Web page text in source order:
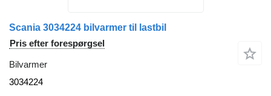
Scania 3034224 bilvarmer til lastbil
Pris efter forespørgsel
Bilvarmer
3034224